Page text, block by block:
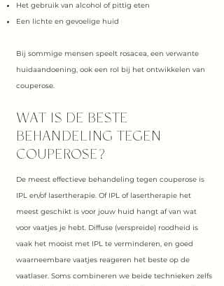
Het gebruik van alcohol of pittig eten
Een lichte en gevoelige huid
Bij sommige mensen speelt rosacea, een verwante
huidaandoening, ook een rol bij het ontwikkelen van
couperose.
WAT IS DE BESTE
BEHANDELING TEGEN
COUPEROSE?
De meest effectieve behandeling tegen couperose is
IPL en/of lasertherapie. Of IPL of lasertherapie het
meest geschikt is voor jouw huid hangt af van wat
voor vaatjes je hebt. Diffuse (verspreide) roodheid is
vaak het mooist met IPL te verminderen, en goed
waarneembare vaatjes reageren het beste op de
vaatlaser. Soms combineren we beide technieken zelfs